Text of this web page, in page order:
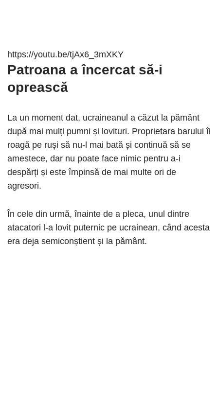
https://youtu.be/tjAx6_3mXKY
Patroana a încercat să-i
oprească
La un moment dat, ucraineanul a căzut la pământ
după mai mulți pumni și lovituri. Proprietara barului îi
roagă pe ruși să nu-l mai bată și continuă să se
amestece, dar nu poate face nimic pentru a-i
despărți și este împinsă de mai multe ori de
agresori.
În cele din urmă, înainte de a pleca, unul dintre
atacatori l-a lovit puternic pe ucrainean, când acesta
era deja semiconștient și la pământ.